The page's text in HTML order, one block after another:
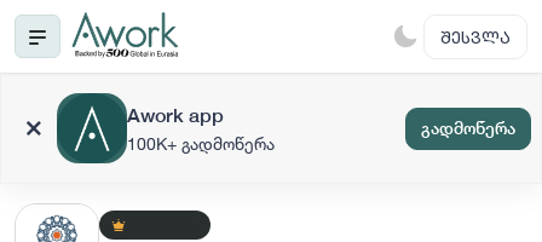
ᲨᲔᲡᲕᲚᲐ
Awork app
100K+ გადმოწერა
გადმოწერა